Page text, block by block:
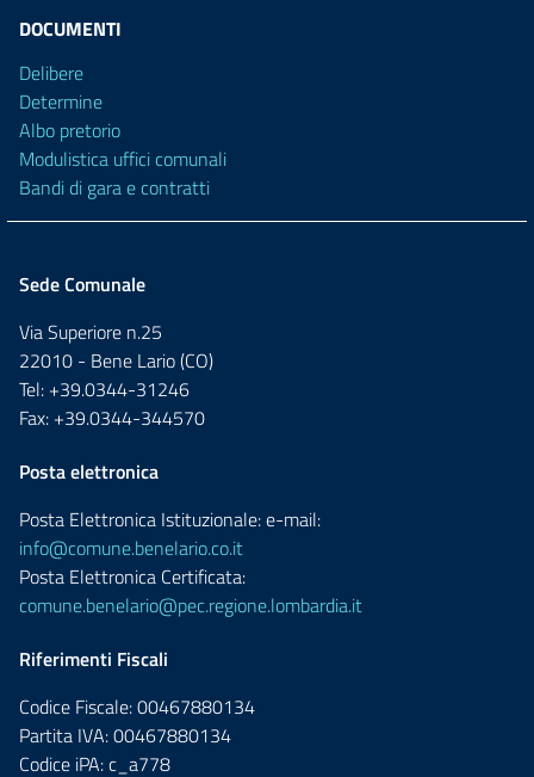
DOCUMENTI
Delibere
Determine
Albo pretorio
Modulistica uffici comunali
Bandi di gara e contratti
Sede Comunale
Via Superiore n.25
22010 - Bene Lario (CO)
Tel: +39.0344-31246
Fax: +39.0344-344570
Posta elettronica
Posta Elettronica Istituzionale: e-mail:
info@comune.benelario.co.it
Posta Elettronica Certificata:
comune.benelario@pec.regione.lombardia.it
Riferimenti Fiscali
Codice Fiscale: 00467880134
Partita IVA: 00467880134
Codice iPA: c_a778